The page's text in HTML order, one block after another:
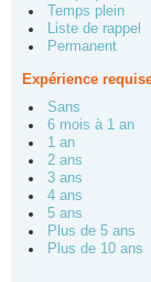
Temps plein
Liste de rappel
Permanent
Expérience
Sans
6 mois à 1 an
1 an
2 ans
3 ans
4 ans
5 ans
Plus de 5 ans
Plus de 10 ans